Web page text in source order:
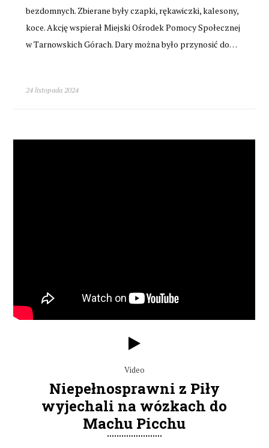
bezdomnych. Zbierane były czapki, rękawiczki, kalesony,
koce. Akcję wspierał Miejski Ośrodek Pomocy Społecznej
w Tarnowskich Górach. Dary można było przynosić do…
24 listopada 2024
Video
Niepełnosprawni z Piły
wyjechali na wózkach do
Machu Picchu